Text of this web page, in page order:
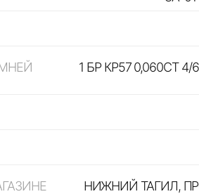
1 БР КР57 0,060CT 4/
НИЖНИЙ ТАГИЛ,